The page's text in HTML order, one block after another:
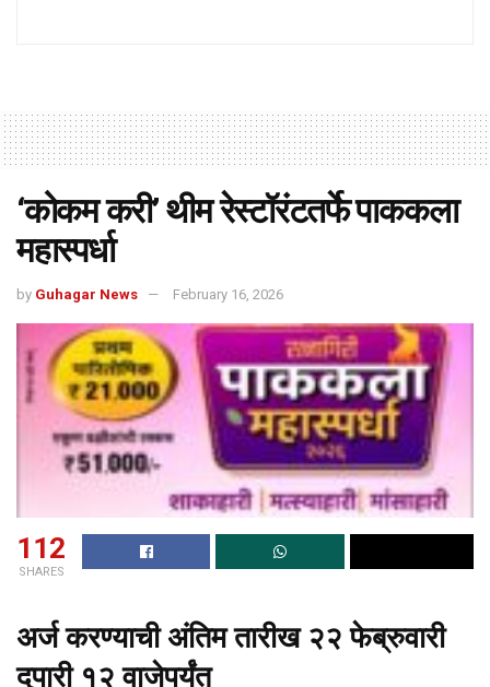
‘कोकम करी’ थीम रेस्टॉरंटतर्फे पाककला
महास्पर्धा
by Guhagar News February 16, 2026
112
SHARES
अर्ज करण्याची अंतिम तारीख २२ फेब्रुवारी
दुपारी १२ वाजेपर्यंत